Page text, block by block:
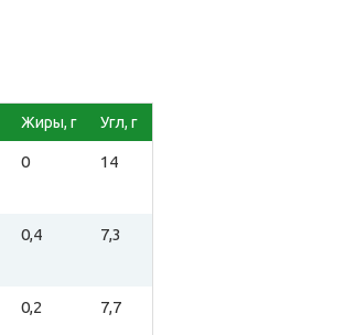
Жиры, г Угл, г
0 14
0,4 7,3
0,2 7,7